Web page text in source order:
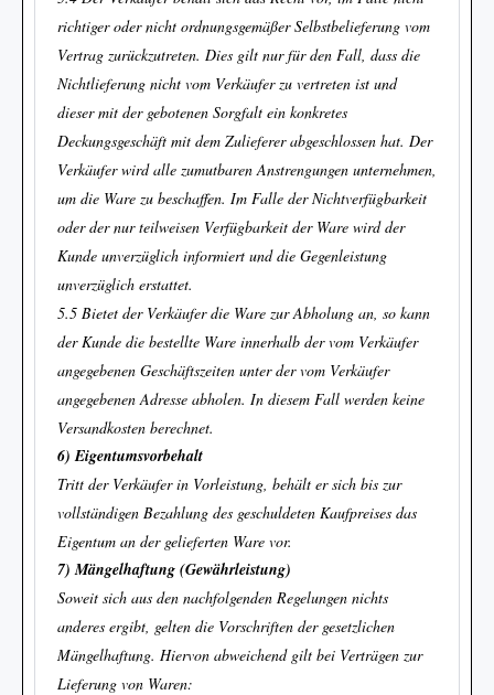
richtiger oder nicht ordnungsgemäßer Selbstbelieferung vom
Vertrag zurückzutreten. Dies gilt nur für den Fall, dass die
Nichtlieferung nicht vom Verkäufer zu vertreten ist und
dieser mit der gebotenen Sorgfalt ein konkretes
Deckungsgeschäft mit dem Zulieferer abgeschlossen hat. Der
Verkäufer wird alle zumutbaren Anstrengungen unternehmen,
um die Ware zu beschaffen. Im Falle der Nichtverfügbarkeit
oder der nur teilweisen Verfügbarkeit der Ware wird der
Kunde unverzüglich informiert und die Gegenleistung
unverzüglich erstattet.
5.5 Bietet der Verkäufer die Ware zur Abholung an, so kann
der Kunde die bestellte Ware innerhalb der vom Verkäufer
angegebenen Geschäftszeiten unter der vom Verkäufer
angegebenen Adresse abholen. In diesem Fall werden keine
Versandkosten berechnet.
6) Eigentumsvorbehalt
Tritt der Verkäufer in Vorleistung, behält er sich bis zur
vollständigen Bezahlung des geschuldeten Kaufpreises das
Eigentum an der gelieferten Ware vor.
7) Mängelhaftung (Gewährleistung)
Soweit sich aus den nachfolgenden Regelungen nichts
anderes ergibt, gelten die Vorschriften der gesetzlichen
Mängelhaftung. Hiervon abweichend gilt bei Verträgen zur
Lieferung von Waren: